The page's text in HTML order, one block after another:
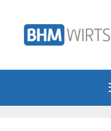
Inhalt
springen